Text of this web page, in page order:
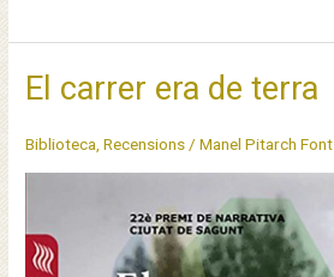
de
Pasqual
El carrer era de terra
Biblioteca ,Recensions /Manel Pitarch Font